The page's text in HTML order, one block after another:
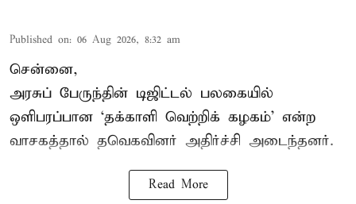
Published on: 06 Aug 2026, 8:32 am
சென்னை,
அரசுப் பேருந்தின் டிஜிட்டல் பலகையில்
ஒளிபரப்பான ‘தக்காளி வெற்றிக் கழகம்’ என்ற
வாசகத்தால் தவெகவினர் அதிர்ச்சி அடைந்தனர்.
Read More